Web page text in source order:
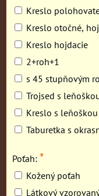
Kreslo
Kreslo otočné,
Kreslo hojdacie
2+roh+1
s 45 stupňovým
Trojsed s
Kreslo s leňoškou
Taburetka s
Poťah: *
Kožený poťah
Látkový